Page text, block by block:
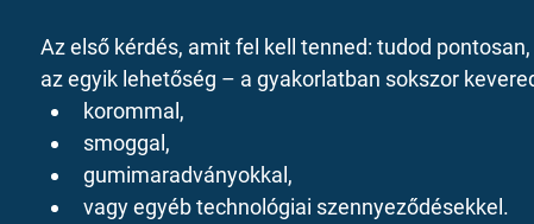
Az első kérdés, amit fel kell tenned: tudod
az egyik lehetőség – a gyakorlatban sokszor
korommal,
smoggal,
gumimaradványokkal,
vagy egyéb technológiai szennyeződésekkel.